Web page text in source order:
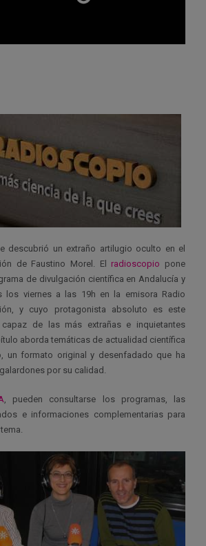
descubrió un extraño artilugio oculto en el
de Faustino Morel. El radioscopio pone
de divulgación científica en Andalucía y
los viernes a las 19h en la emisora Radio
y cuyo protagonista absoluto es este
de las más extrañas e inquietantes
aborda temáticas de actualidad científica
un formato original y desenfadado que ha
por su calidad.
, pueden consultarse los programas, las
e informaciones complementarias para